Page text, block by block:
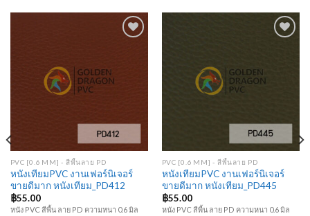
Wishlist
PVC [0.6 MM] - สีพื้นลาย PD
หนังเทียมPVC งานเฟอร์นิเจอร์
ขายดีมาก หนังเทียม_PD412
฿55.00
หนัง PVC สีพื้น ลาย PD ความหนา 0.6 มิล
Wishlist
PVC [0.6 MM] - สีพื้นลาย PD
หนังเทียมPVC งานเฟอร์นิเจอร์
ขายดีมาก หนังเทียม_PD445
฿55.00
หนัง PVC สีพื้น ลาย PD ความหนา 0.6 มิล